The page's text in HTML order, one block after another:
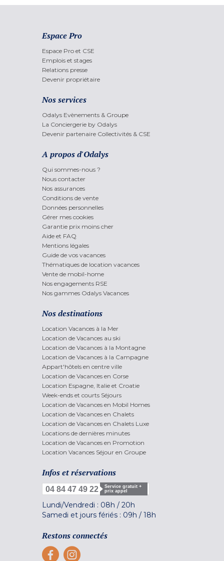
Espace Pro
Espace Pro et CSE
Emplois et stages
Relations presse
Devenir propriétaire
Nos services
Odalys Evènements & Groupe
La Conciergerie by Odalys
Devenir partenaire Collectivités & CSE
A propos d'Odalys
Qui sommes-nous ?
Nous contacter
Nos assurances
Conditions de vente
Données personnelles
Gérer mes cookies
Garantie prix moins cher
Aide et FAQ
Mentions légales
Guide de vos vacances
Thématiques de location vacances
Vente de mobil-home
Nos engagements RSE
Nos gammes Odalys Vacances
Nos destinations
Location Vacances à la Mer
Location de Vacances au ski
Location de Vacances à la Montagne
Location de Vacances à la Campagne
Appart'hôtels en centre ville
Location de Vacances en Corse
Location Espagne, Italie et Croatie
Week-ends et courts Séjours
Location de Vacances en Mobil Homes
Location de Vacances en Chalets
Location de Vacances en Chalets Luxe
Locations de dernières minutes
Location de Vacances en Promotion
Location Vacances Séjour en Groupe
Infos et réservations
04 84 47 49 22
Service gratuit +
prix appel
Lundi/Vendredi : 08h / 20h
Samedi et jours fériés : 09h / 18h
Restons connectés